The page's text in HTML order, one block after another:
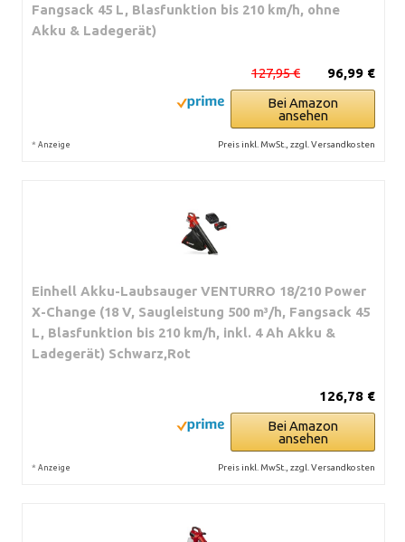
Fangsack 45 L, Blasfunktion bis 210 km/h, ohne
Akku & Ladegerät)
96,99 €
127,95 €
Bei Amazon
ansehen
* Anzeige Preis inkl. MwSt., zzgl. Versandkosten
Einhell Akku-Laubsauger VENTURRO 18/210 Power
X-Change (18 V, Saugleistung 500 m³/h, Fangsack 45
L, Blasfunktion bis 210 km/h, inkl. 4 Ah Akku &
Ladegerät) Schwarz,Rot
126,78 €
Bei Amazon
ansehen
* Anzeige Preis inkl. MwSt., zzgl. Versandkosten